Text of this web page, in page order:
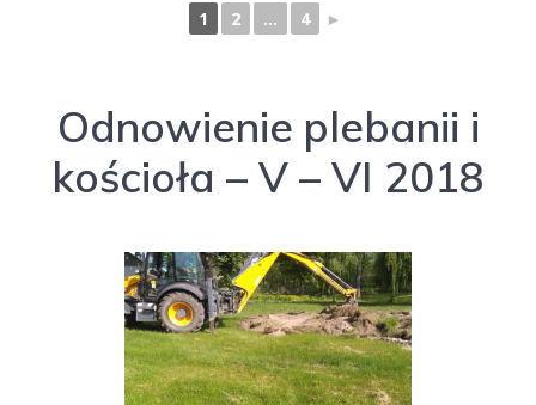
1 2 ... 4 ►
Odnowienie plebanii i
kościoła – V – VI 2018